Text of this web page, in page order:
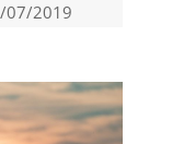
07/2019